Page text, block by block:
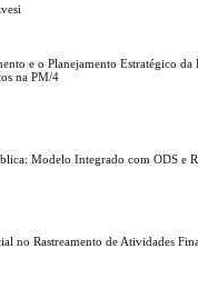
e o Planejamento Estratégico
na PM/4
Modelo Integrado com ODS e
no Rastreamento de Atividades